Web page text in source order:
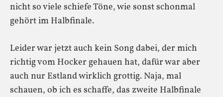
nicht so viele schiefe Töne, wie sonst schonmal
gehört im Halbfinale.
Leider war jetzt auch kein Song dabei, der mich
richtig vom Hocker gehauen hat, dafür war aber
auch nur Estland wirklich grottig. Naja, mal
schauen, ob ich es schaffe, das zweite Halbfinale